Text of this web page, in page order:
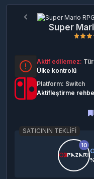
Super
Aktif edilemez:
Ülke kontrolü
Platform: Switch
Aktifleştirme
SATICININ TEKLIFI
10